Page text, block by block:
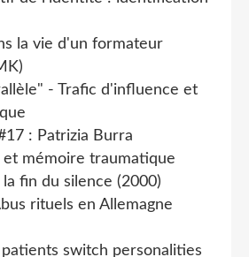
la vie d'un formateur
- Trafic d'influence et
: Patrizia Burra
mémoire traumatique
fin du silence (2000)
rituels en Allemagne
switch personalities